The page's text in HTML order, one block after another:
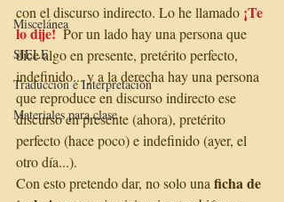
Miscelánea
SIELE
Traducción e Interpretación
Materiales para clase
con el discurso indirecto. Lo he llamado ¡Te
lo dije!
  Por un lado hay una persona que
dice algo en presente, pretérito perfecto,
indefinido... y a la derecha hay una persona
que reproduce en discurso indirecto ese
discurso en presente (ahora), pretérito
perfecto (hace poco) e indefinido (ayer, el
otro día...).
Con esto pretendo dar, no solo una ficha de